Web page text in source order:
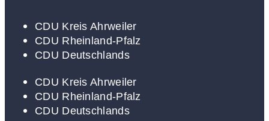
CDU Kreis Ahrweiler
CDU Rheinland-Pfalz
CDU Deutschlands
CDU Kreis Ahrweiler
CDU Rheinland-Pfalz
CDU Deutschlands